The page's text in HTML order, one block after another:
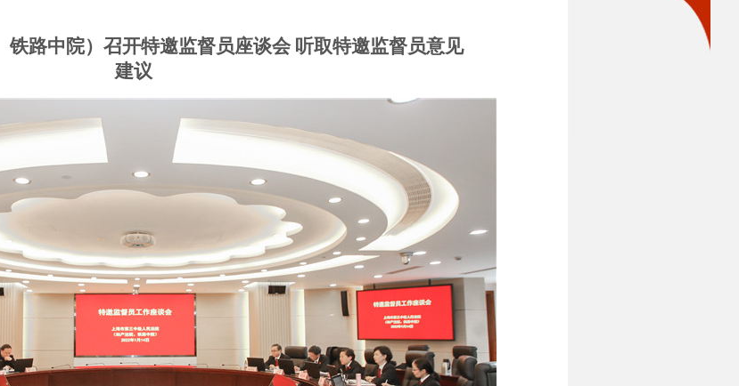
铁路中院）召开特邀监督员座谈会 听取特邀监督员意见
建议